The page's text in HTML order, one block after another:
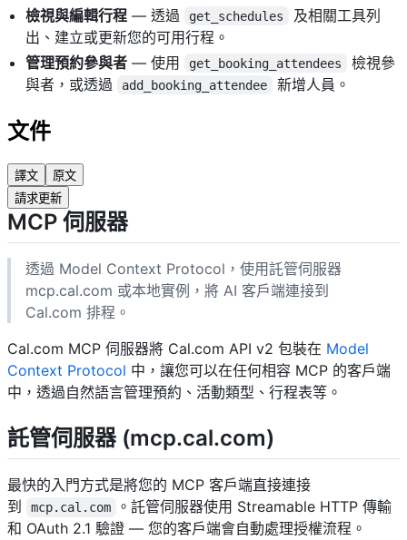
檢視與編輯行程 — 透過 get_schedules
及相關工具列
出、建立或更新您的可用行程。
管理預約參與者 — 使用 get_booking_attendees
檢視參
與者，或透過
add_booking_attendee 新增人員。
文件
譯文
原文
請求更新
MCP 伺服器
透過 Model Context Protocol，使用託管伺服器
mcp.cal.com 或本地實例，將 AI 客戶端連接到
Cal.com 排程。
Cal.com MCP 伺服器將 Cal.com API v2 包裝在 Model
Context Protocol 中，讓您可以在任何相容 MCP 的客戶端
中，透過自然語言管理預約、活動類型、行程表等。
託管伺服器 (mcp.cal.com)
最快的入門方式是將您的 MCP 客戶端直接連接
到
mcp.cal.com
。託管伺服器使用 Streamable HTTP 傳輸
和 OAuth 2.1 驗證 — 您的客戶端會自動處理授權流程。